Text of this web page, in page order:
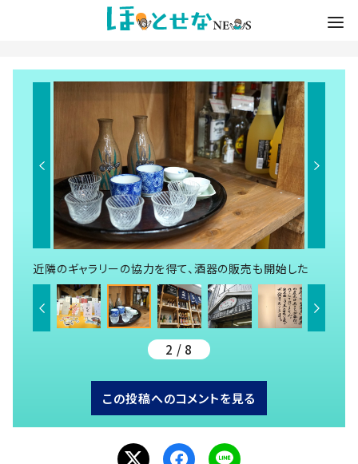
近隣のギャラリーの協力を得て、酒器の販売も開始した
2 / 8
この投稿へのコメントを見る